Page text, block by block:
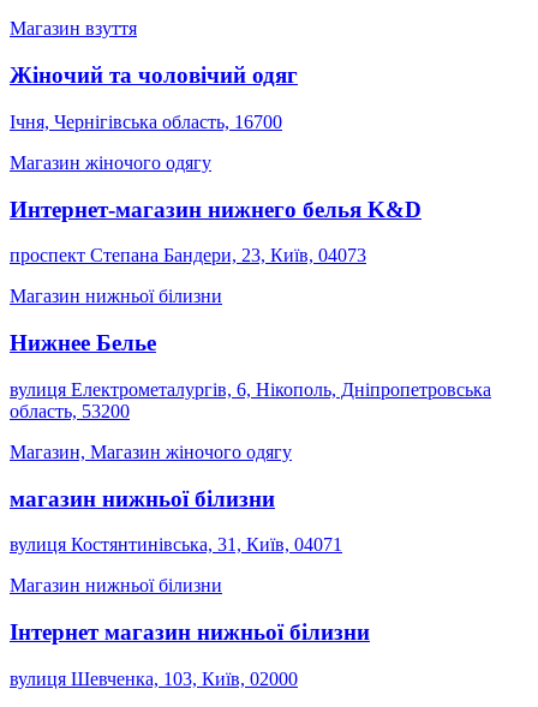
Магазин взуття
Жіночий та чоловічий одяг
Ічня, Чернігівська область, 16700
Магазин жіночого одягу
Интернет-магазин нижнего белья K&D
проспект Степана Бандери, 23, Київ, 04073
Магазин нижньої білизни
Нижнее Белье
вулиця Електрометалургів, 6, Нікополь, Дніпропетровська
область, 53200
Магазин, Магазин жіночого одягу
магазин нижньої білизни
вулиця Костянтинівська, 31, Київ, 04071
Магазин нижньої білизни
Інтернет магазин нижньої білизни
вулиця Шевченка, 103, Київ, 02000